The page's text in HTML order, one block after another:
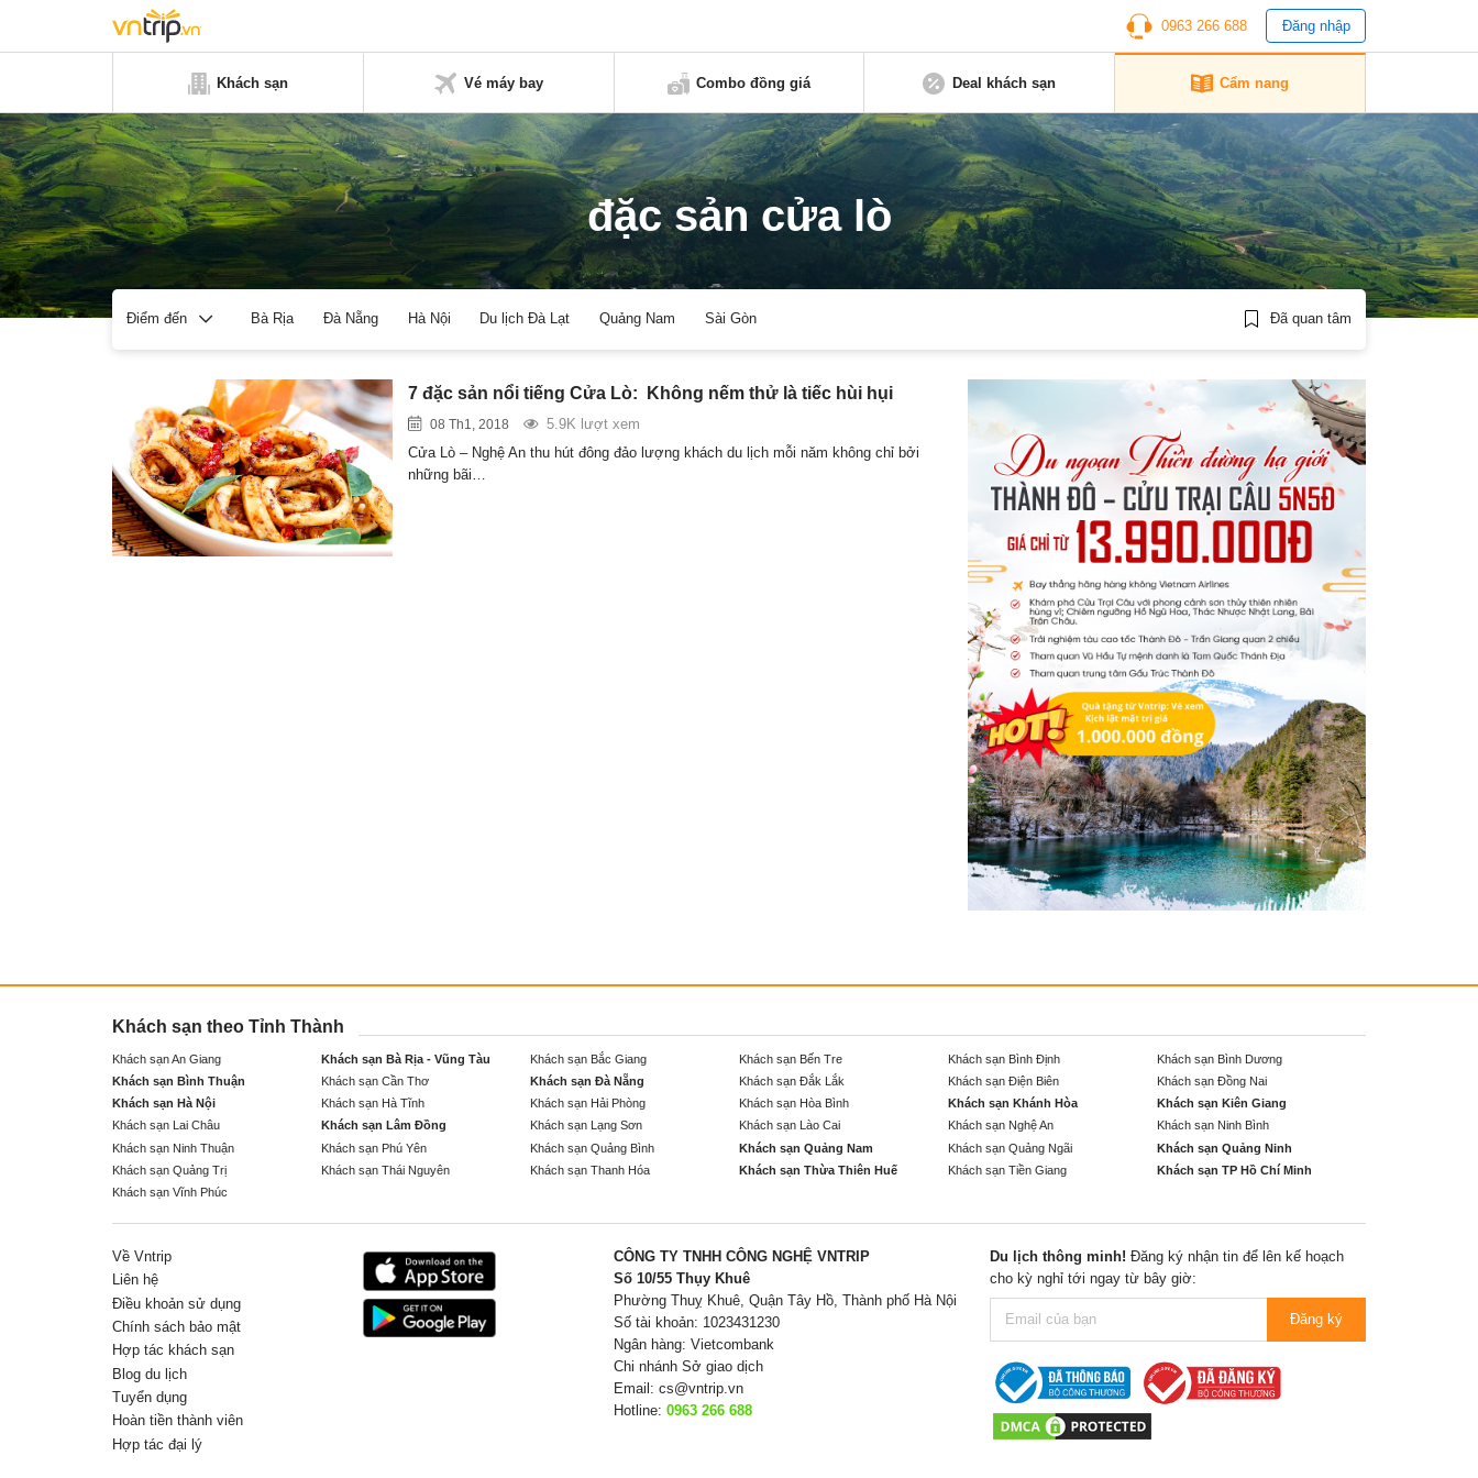
0963 266 688 Đăng nhập
Khách sạn Vé máy bay Combo đồng giá Deal khách sạn Cẩm nang
đặc sản cửa lò
Điểm đến Bà Rịa Đà Nẵng Hà Nội Du lịch Đà Lạt Quảng Nam Sài Gòn Đã quan tâm
7 đặc sản nổi tiếng Cửa Lò: Không nếm thử là tiếc hùi hụi
08 Th1, 2018
5.9K lượt xem
Cửa Lò – Nghệ An thu hút đông đảo lượng khách du lịch mỗi năm không chỉ bởi
những bãi…
Khách sạn theo Tỉnh Thành
Khách sạn An Giang Khách sạn Bà Rịa - Vũng Tàu Khách sạn Bắc Giang Khách sạn Bến Tre Khách sạn Bình Định
Khách sạn Bình Dương
Khách sạn Bình Thuận
Khách sạn Cần Thơ Khách sạn Đà Nẵng Khách sạn Đắk Lắk Khách sạn Điện Biên
Khách sạn Đồng Nai
Khách sạn Hà Nội
Khách sạn Hà Tĩnh Khách sạn Hải Phòng Khách sạn Hòa Bình Khách sạn Khánh Hòa
Khách sạn Kiên Giang
Khách sạn Lai Châu
Khách sạn Lâm Đồng Khách sạn Lạng Sơn Khách sạn Lào Cai Khách sạn Nghệ An
Khách sạn Ninh Bình
Khách sạn Ninh Thuận
Khách sạn Phú Yên Khách sạn Quảng Bình Khách sạn Quảng Nam Khách sạn Quảng Ngãi
Khách sạn Quảng Ninh
Khách sạn Quảng Trị
Khách sạn Thái Nguyên Khách sạn Thanh Hóa Khách sạn Thừa Thiên Huế Khách sạn Tiền Giang
Khách sạn TP Hồ Chí Minh
Khách sạn Vĩnh Phúc
Về Vntrip
Liên hệ
Điều khoản sử dụng
Chính sách bảo mật
Hợp tác khách sạn
Blog du lịch
Tuyển dụng
Hoàn tiền thành viên
Hợp tác đại lý
CÔNG TY TNHH CÔNG NGHỆ VNTRIP
Số 10/55 Thụy Khuê
Phường Thuỵ Khuê, Quận Tây Hồ, Thành phố Hà Nội
Số tài khoản: 1023431230
Ngân hàng: Vietcombank
Chi nhánh Sở giao dịch
Email: cs@vntrip.vn
Hotline: 0963 266 688
Du lịch thông minh! Đăng ký nhận tin để lên kế hoạch
cho kỳ nghỉ tới ngay từ bây giờ:
Đăng ký